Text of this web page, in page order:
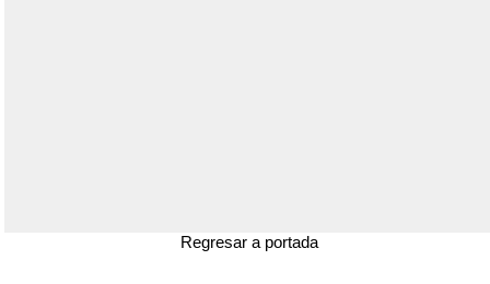
Regresar a portada